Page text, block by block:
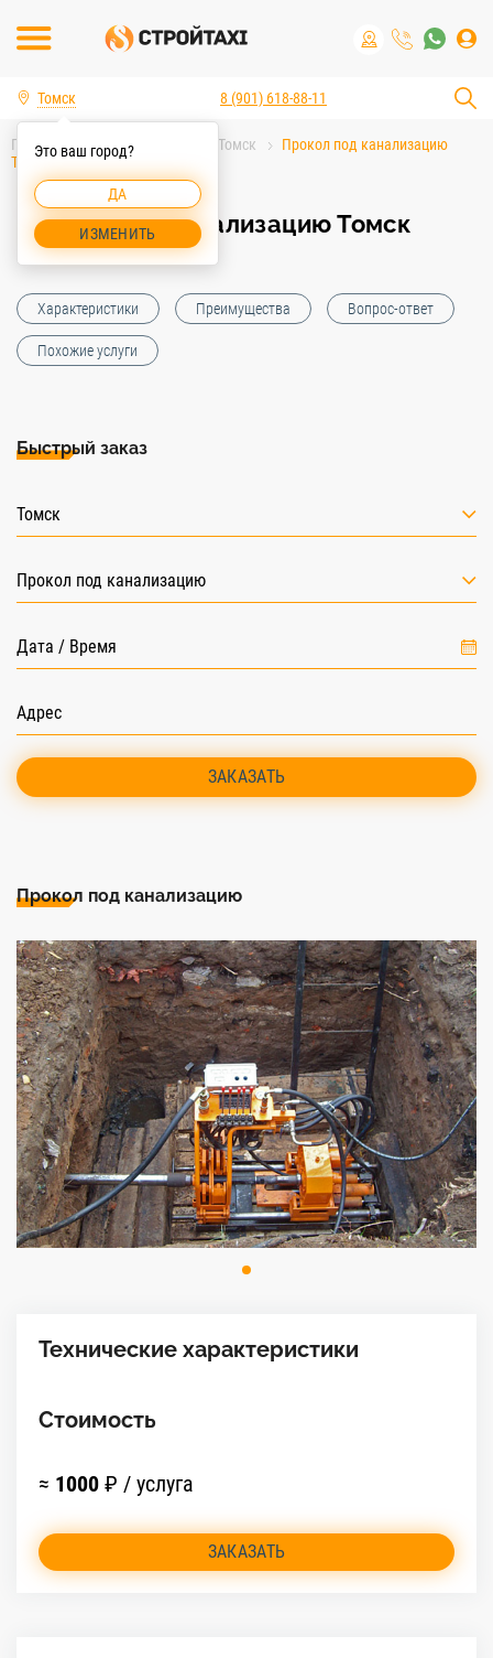
Томск
Это ваш город?
ДА
ИЗМЕНИТЬ
8 (901) 618-88-11
Главная Услуги спецтехники Томск
Прокол под канализацию
Томск
Прокол под канализацию Томск
Характеристики Преимущества Вопрос-ответ
Похожие услуги
Быстрый заказ
Томск
Прокол под канализацию
ЗАКАЗАТЬ
Прокол под канализацию
Технические характеристики
Стоимость
≈ 1000 ₽ / услуга
ЗАКАЗАТЬ